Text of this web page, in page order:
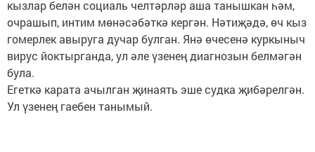
кызлар белән социаль челтәрләр аша танышкан һәм,
очрашып, интим мөнәсәбәткә кергән. Нәтиҗәдә, өч кыз
гомерлек авыруга дучар булган. Янә өчесенә куркыныч
вирус йоктырганда, ул әле үзенең диагнозын белмәгән
була.
Егеткә карата ачылган җинаять эше судка җибәрелгән.
Ул үзенең гаебен танымый.